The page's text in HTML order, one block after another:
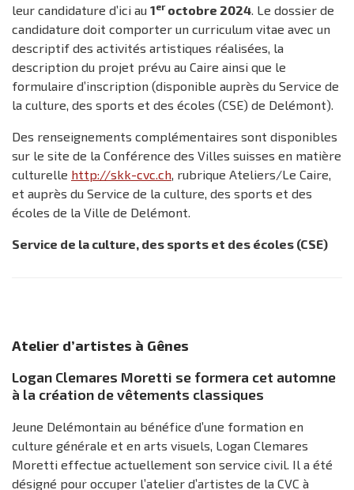
leur candidature d’ici au 1eroctobre 2024. Le dossier de
candidature doit comporter un curriculum vitae avec un
descriptif des activités artistiques réalisées, la
description du projet prévu au Caire ainsi que le
formulaire d’inscription (disponible auprès du Service de
la culture, des sports et des écoles (CSE) de Delémont).
Des renseignements complémentaires sont disponibles
sur le site de la Conférence des Villes suisses en matière
culturelle http://skk-cvc.ch, rubrique Ateliers/Le Caire,
et auprès du Service de la culture, des sports et des
écoles de la Ville de Delémont.
Service de la culture, des sports et des écoles (CSE)
Atelier d’artistes à Gênes
Logan Clemares Moretti se formera cet automne
à la création de vêtements classiques
Jeune Delémontain au bénéfice d’une formation en
culture générale et en arts visuels, Logan Clemares
Moretti effectue actuellement son service civil. Il a été
désigné pour occuper l’atelier d’artistes de la CVC à